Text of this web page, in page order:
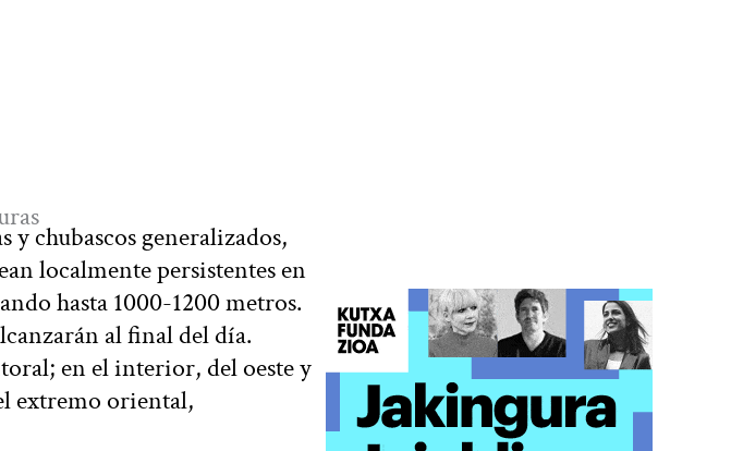
chubascos generalizados,
localmente persistentes en
hasta 1000-1200 metros.
al final del día.
en el interior, del oeste y
extremo oriental,